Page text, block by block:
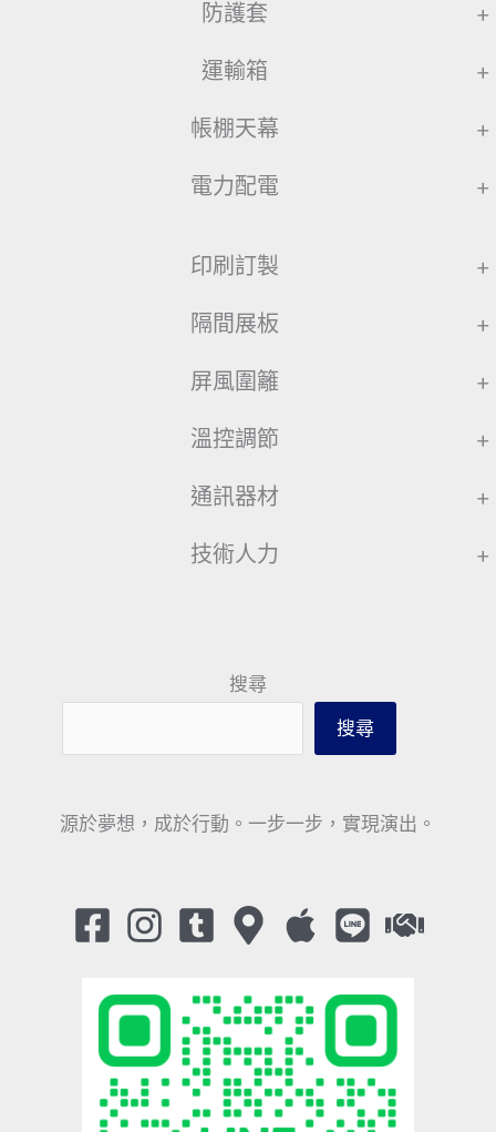
防護套 +
運輸箱 +
帳棚天幕 +
電力配電 +
印刷訂製 +
隔間展板 +
屏風圍籬 +
溫控調節 +
通訊器材 +
技術人力 +
搜尋
搜尋
源於夢想，成於行動。一步一步，實現演出。